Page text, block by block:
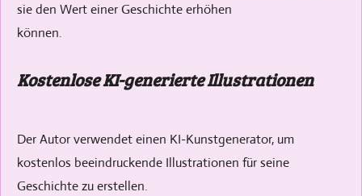
sie den Wert einer Geschichte erhöhen
können.
Kostenlose KI-generierte Illustrationen
Der Autor verwendet einen KI-Kunstgenerator, um
kostenlos beeindruckende Illustrationen für seine
Geschichte zu erstellen.